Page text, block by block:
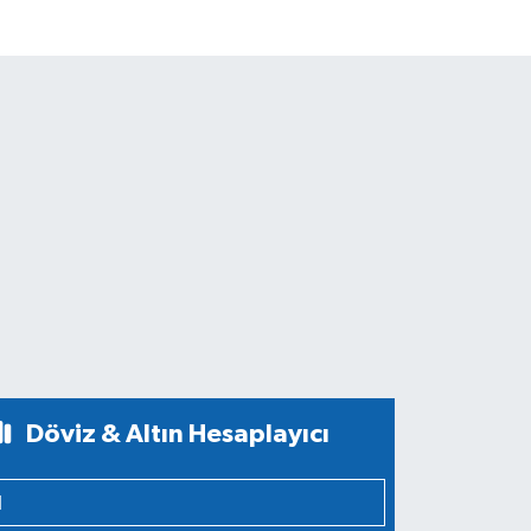
Döviz & Altın Hesaplayıcı